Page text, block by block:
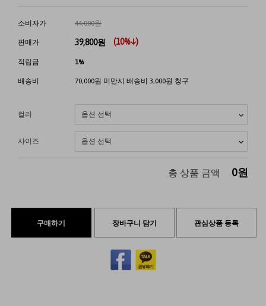
소비자가 44,000원
판매가 39,800원 (10%↓)
적립금 1%
배송비 70,000원 미만시 배송비 3,000원 청구
컬러
사이즈
총 상품 금액 0원
구매하기 장바구니 담기 관심상품 등록